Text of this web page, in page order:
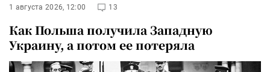
1 августа 2026, 12:00 13
Как Польша получила Западную
Украину, а потом ее потеряла